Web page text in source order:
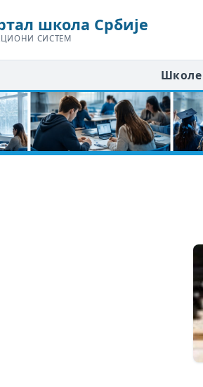
школа Србије
СИСТЕМ
Школе